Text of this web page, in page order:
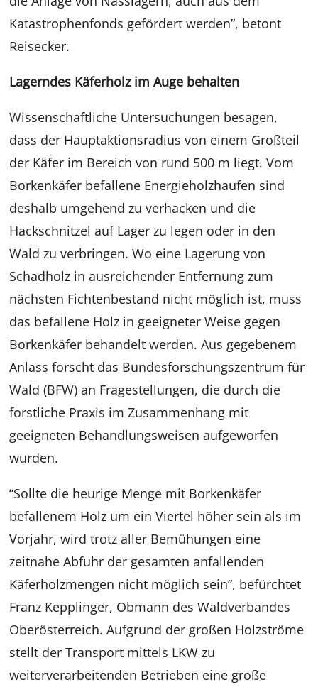
Katastrophenfonds gefördert werden”, betont
Reisecker.
Lagerndes Käferholz im Auge behalten
Wissenschaftliche Untersuchungen besagen,
dass der Hauptaktionsradius von einem Großteil
der Käfer im Bereich von rund 500 m liegt. Vom
Borkenkäfer befallene Energieholzhaufen sind
deshalb umgehend zu verhacken und die
Hackschnitzel auf Lager zu legen oder in den
Wald zu verbringen. Wo eine Lagerung von
Schadholz in ausreichender Entfernung zum
nächsten Fichtenbestand nicht möglich ist, muss
das befallene Holz in geeigneter Weise gegen
Borkenkäfer behandelt werden. Aus gegebenem
Anlass forscht das Bundesforschungszentrum für
Wald (BFW) an Fragestellungen, die durch die
forstliche Praxis im Zusammenhang mit
geeigneten Behandlungsweisen aufgeworfen
wurden.
“Sollte die heurige Menge mit Borkenkäfer
befallenem Holz um ein Viertel höher sein als im
Vorjahr, wird trotz aller Bemühungen eine
zeitnahe Abfuhr der gesamten anfallenden
Käferholzmengen nicht möglich sein”, befürchtet
Franz Kepplinger, Obmann des Waldverbandes
Oberösterreich. Aufgrund der großen Holzströme
stellt der Transport mittels LKW zu
weiterverarbeitenden Betrieben eine große